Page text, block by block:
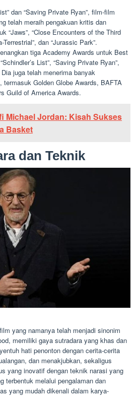
dan “Saving Private Ryan”, film-film
telah meraih pengakuan kritis dan
“Jaws”, “Close Encounters of the Third
Terrestrial”, dan “Jurassic Park”.
tiga Academy Awards untuk Best
List”, “Saving Private Ryan”,
Dia juga telah menerima banyak
termasuk Golden Globe Awards, BAFTA
Guild of America Awards.
Michael Jordan: Kisah Sukses
Basket
dan Teknik
yang namanya telah menjadi sinonim
memiliki gaya sutradara yang khas dan
hati penonton dengan cerita-cerita
dan menakjubkan, sekaligus
yang inovatif dengan teknik narasi yang
terbentuk melalui pengalaman dan
yang mudah dikenali dalam karya-